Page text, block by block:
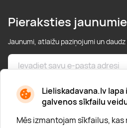
Lieliskadavana.lv
galvenos sīkfailu
Mēs izmantojam sīkfailus,
Pieraksties
Jaunumi, atlaižu paziņojumi un
* Esmu iepazinies/usies ar privātuma